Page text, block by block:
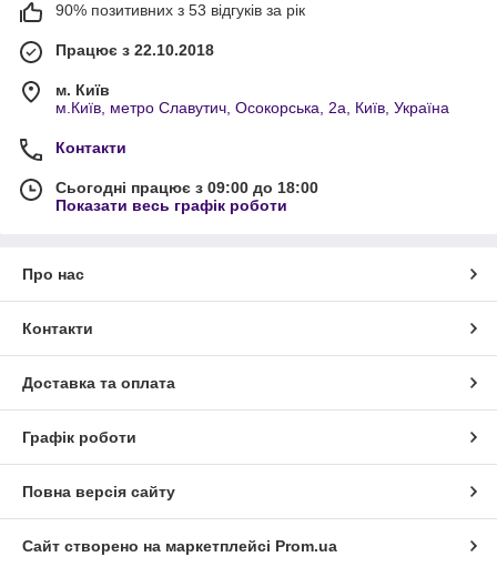
90% позитивних з 53 відгуків за рік
Працює з 22.10.2018
м. Київ
м.Київ, метро Славутич, Осокорська, 2а, Київ, Україна
Контакти
Сьогодні працює з 09:00 до 18:00
Показати весь графік роботи
Про нас
Контакти
Доставка та оплата
Графік роботи
Повна версія сайту
Сайт створено на маркетплейсі Prom.ua